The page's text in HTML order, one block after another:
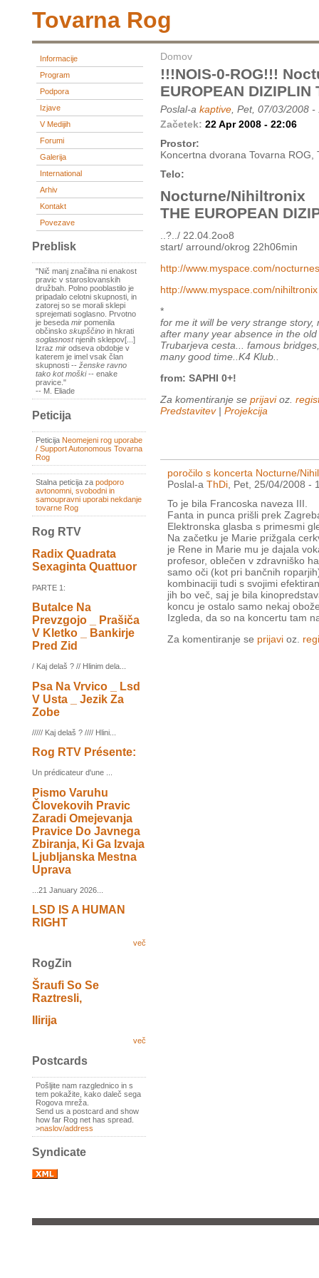
Tovarna Rog
Informacije
Program
Podpora
Izjave
V Medijih
Forumi
Galerija
International
Arhiv
Kontakt
Povezave
Preblisk
"Nič manj značilna ni enakost
pravic v staroslovanskih
družbah. Polno pooblastilo je
pripadalo celotni skupnosti, in
zatorej so se morali sklepi
sprejemati soglasno. Prvotno
je beseda mir pomenila
občinsko skupščino in hkrati
soglasnostnjenih sklepov[...]
Izraz mir odseva obdobje v
katerem je imel vsak član
skupnosti -- ženske ravno
tako kot moški-- enake
pravice."
-- M. Eliade
Peticija
Peticija Neomejeni rog uporabe
/ Support Autonomous Tovarna
Rog
Stalna peticija za podporo
avtonomni, svobodni in
samoupravni uporabi nekdanje
tovarne Rog
Rog RTV
Radix Quadrata
Sexaginta Quattuor
PARTE 1:
Butalce Na
Prevzgojo _ Prašiča
V Kletko _ Bankirje
Pred Zid
/ Kaj delaš ? // Hlinim dela...
Psa Na Vrvico _ Lsd
V Usta _ Jezik Za
Zobe
///// Kaj delaš ? //// Hlini...
Rog RTV Présente:
Un prédicateur d'une ...
Pismo Varuhu
Človekovih Pravic
Zaradi Omejevanja
Pravice Do Javnega
Zbiranja, Ki Ga Izvaja
Ljubljanska Mestna
Uprava
...21 January 2026...
LSD IS A HUMAN
RIGHT
več
RogZin
Šraufi So Se
Raztresli,
Ilirija
več
Postcards
Pošljite nam razglednico in s
tem pokažite, kako daleč sega
Rogova mreža.
Send us a postcard and show
how far Rog net has spread.
>naslov/address
Syndicate
Domov
!!!NOIS-0-ROG!!!
EUROPEAN DIZIPLIN
Poslal-a kaptive , Pet, 07/03/2008
Začetek: 22 Apr 2008 - 22:06
Prostor:
Koncertna dvorana Tovarna ROG,
Telo:
Nocturne/Nihiltronix
THE EUROPEAN
..?../ 22.04.2oo8
start/ arround/okrog 22h06min
http://www.myspace.com/
http://www.myspace.com/nihiltronix
*
for me it will be very strange
after many year absence in the
Trubarjeva cesta... famous
many good time..K4 Klub..
from: SAPHI 0+!
Za komentiranje se prijavioz.
Predstavitev| Projekcija
poročilo s koncerta Nocturne/
Poslal-a ThDi , Pet, 25/04/2008 -
To je bila Francoska naveza III.
Fanta in punca prišli prek
Elektronska glasba s primesmi
Na začetku je Marie prižgala
je Rene in Marie mu je dajala
profesor, oblečen v zdravniško
samo oči (kot pri bančnih
kombinaciji tudi s svojimi
jih bo več, saj je bila
koncu je ostalo samo nekaj
Izgleda, da so na koncertu tam
Za komentiranje se prijavi oz.